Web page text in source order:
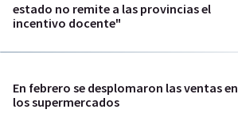
estado no remite a las provincias el
incentivo docente"
En febrero se desplomaron las ventas en
los supermercados